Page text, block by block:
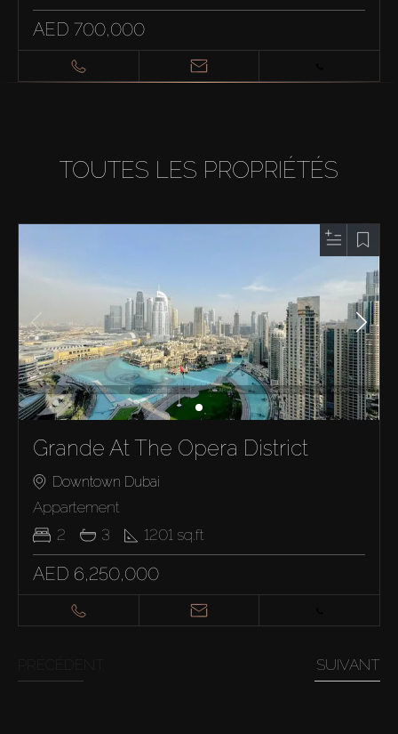
AED 700,000
TOUTES LES PROPRIÉTÉS
Grande At The Opera District
Downtown Dubai
Appartement
2
3 1201 sq.ft
AED 6,250,000
SUIVANT